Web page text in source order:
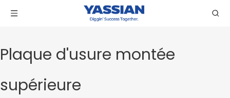
Plaque d'usure montée
supérieure